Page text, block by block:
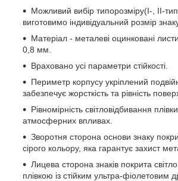
Можливий вибір типорозміру(І-, ІІ-
виготовимо індивідуальний розмір
Матеріал - металеві оцинковані
0,8 мм.
Враховано усі параметри стійкості.
Периметр корпусу укріплений
забезпечує жорсткість та рівність
Рівномірність світловідбивання
атмосферних впливах.
Зворотня сторона основи знаку
сірого кольору, яка гарантує захист
Лицева сторона знаків покрита
плівкою із стійким ультра-фіолетовим